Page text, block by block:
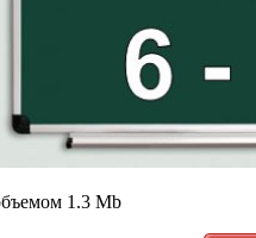
1.3 Mb